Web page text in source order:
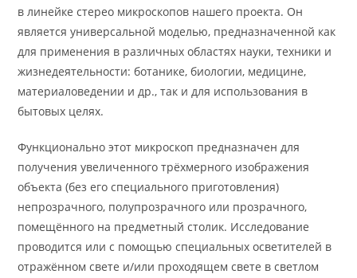
в линейке стерео микроскопов нашего проекта. Он
является универсальной моделью, предназначенной как
для применения в различных областях науки, техники и
жизнедеятельности: ботанике, биологии, медицине,
материаловедении и др., так и для использования в
бытовых целях.
Функционально этот микроскоп предназначен для
получения увеличенного трёхмерного изображения
объекта (без его специального приготовления)
непрозрачного, полупрозрачного или прозрачного,
помещённого на предметный столик. Исследование
проводится или с помощью специальных осветителей в
отражённом свете и/или проходящем свете в светлом